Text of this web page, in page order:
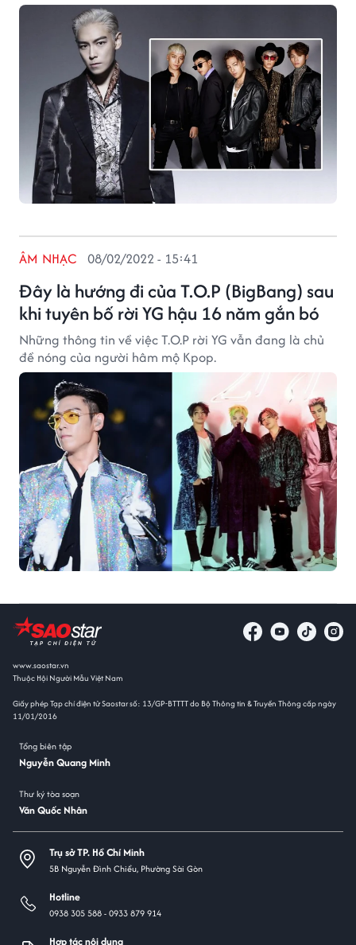
Đây là hướng đi của T.O.P (BigBang) sau
khi tuyên bố rời YG hậu 16 năm gắn bó
ÂM NHẠC 08/02/2022 - 15:41
Những thông tin về việc T.O.P rời YG vẫn đang là chủ
đề nóng của người hâm mộ Kpop.
www.saostar.vn
Thuộc Hội Người Mẫu Việt Nam
Giấy phép Tạp chí điện tử Saostar số: 13/GP-BTTTT do Bộ Thông tin & Truyền Thông cấp ngày
11/01/2016
Tổng biên tập
Nguyễn Quang Minh
Thư ký tòa soạn
Văn Quốc Nhân
Trụ sở TP. Hồ Chí Minh
5B Nguyễn Đình Chiểu, Phường Sài Gòn
Hotline
0938 305 588 -0933 879 914
Hợp tác nội dung